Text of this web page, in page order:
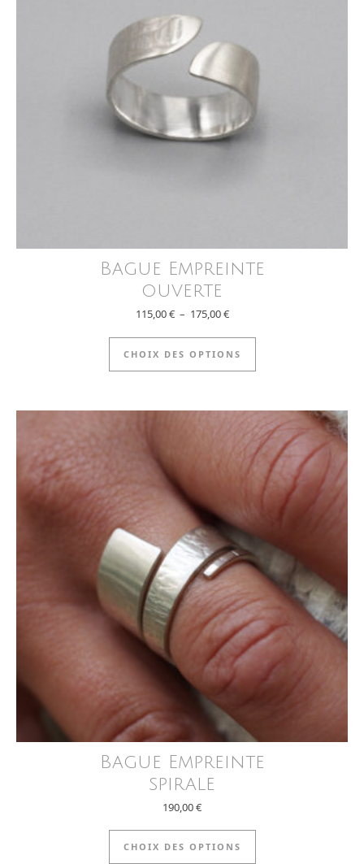
Bague Empreinte
ouverte
115,00€ – 175,00€Plage de prix : 115,00 € à
CHOIX DES OPTIONS
Ce produit a
Bague Empreinte
spirale
190,00€
CHOIX DES OPTIONS
Ce produit a